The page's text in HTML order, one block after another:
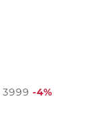
3999 Rabat:
-4%